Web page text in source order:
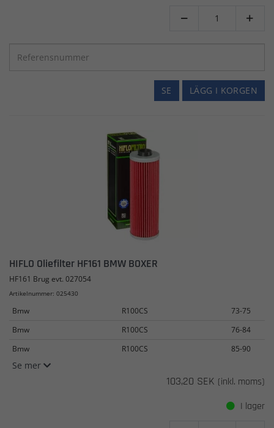
 
LÄGG I KORGEN
SE
HIFLO Oliefilter HF161 BMW BOXER
HF161 Brug evt. 027054
Artikelnummer: 025430
Bmw R100CS
73-75
Bmw
R100CS
76-84
Bmw
R100CS 85-90
Se mer
103,20 SEK (inkl. moms)
I lager